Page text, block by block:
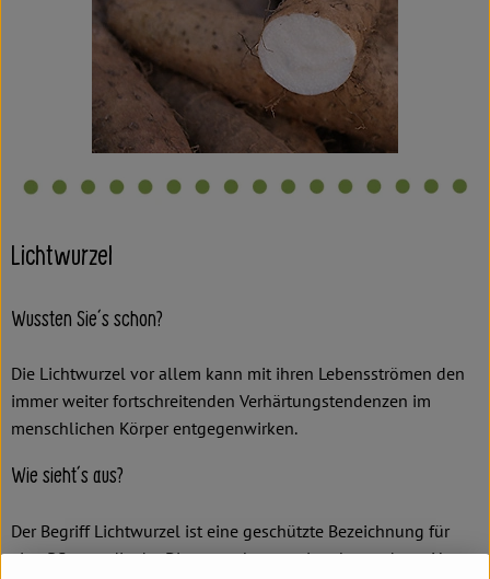
Lichtwurzel
Wussten Sie´s schon?
Die Lichtwurzel vor allem kann mit ihren Lebensströmen den
immer weiter fortschreitenden Verhärtungstendenzen im
menschlichen Körper entgegenwirken.
Wie sieht´s aus?
Der Begriff Lichtwurzel ist eine geschützte Bezeichnung für
eine Pflanze, die der Dioscorea batata, einer besonderen Yams-